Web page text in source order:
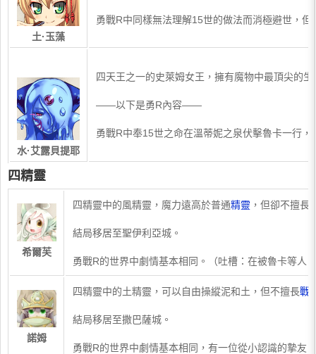
土·玉藻
勇戰R中同樣無法理解15世的做法而消極避世，
水·艾露貝提耶
四天王之一的史萊姆女王，擁有魔物中最頂尖的
——以下是勇R內容——
勇戰R中奉15世之命在溫蒂妮之泉伏擊魯卡一行
四精靈
希爾芙
​四精靈中的風精靈，魔力遠高於普通精靈 ，但卻不擅長
結局移居至聖伊利亞城。
勇戰R的世界中劇情基本相同。（吐槽：在被魯卡等人
諾姆
​四精靈中的土精靈，可以自由操縱泥和土，但不擅長戰
結局移居至撒巴薩城。
勇戰R的世界中劇情基本相同，有一位從小認識的摯友